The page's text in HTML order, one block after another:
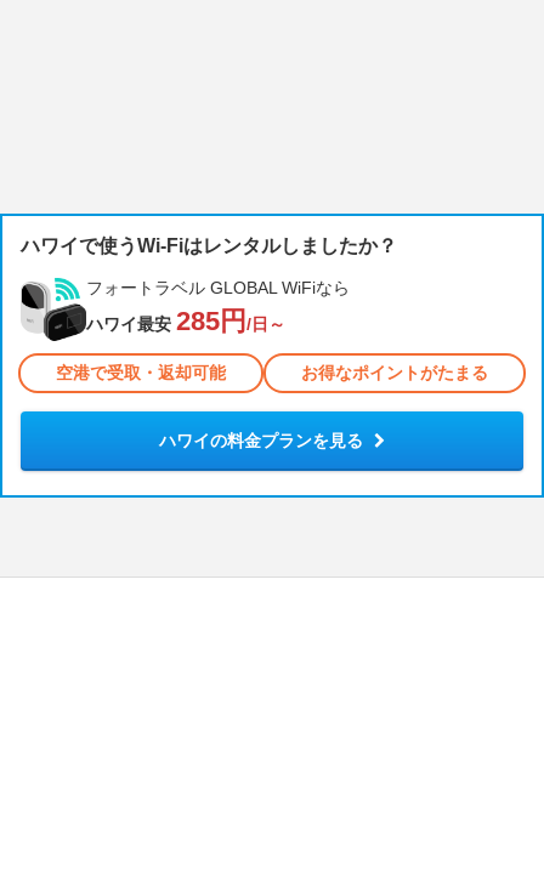
ハワイで使うWi-Fiはレンタルしましたか？
フォートラベル GLOBAL WiFiなら
ハワイ最安 285円 /日～
空港で受取・返却可能 お得なポイントがたまる
ハワイの料金プランを見る